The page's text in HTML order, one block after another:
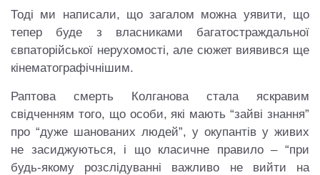
Тоді ми написали, що загалом можна уявити, що
тепер буде з власниками багатостраждальної
євпаторійської нерухомості, але сюжет виявився ще
кінематографічнішим.
Раптова смерть Колганова стала яскравим
свідченням того, що особи, які мають “зайві знання”
про “дуже шанованих людей”, у окупантів у живих
не засиджуються, і що класичне правило – “при
будь-якому розслідуванні важливо не вийти на